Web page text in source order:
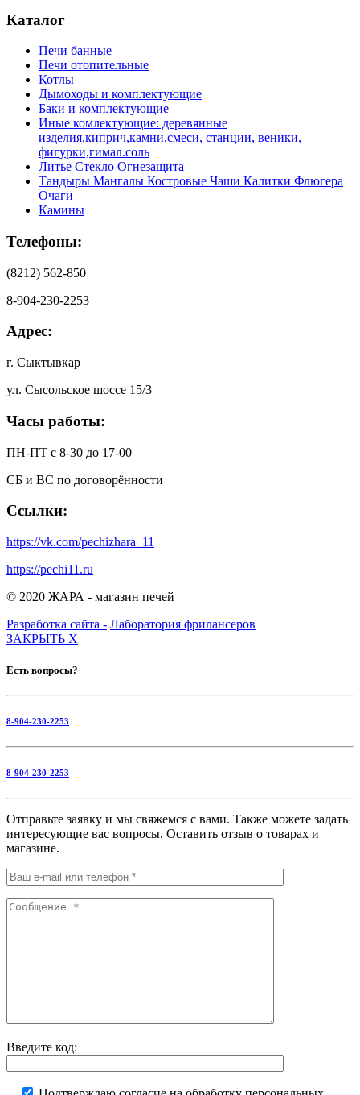
Каталог
Печи банные
Печи отопительные
Котлы
Дымоходы и комплектующие
Баки и комплектующие
Иные комлектующие: деревянные
изделия,киприч,камни,смеси, станции, веники,
фигурки,гимал.соль
Литье Стекло Огнезащита
Тандыры Мангалы Костровые Чаши Калитки Флюгера
Очаги
Камины
Телефоны:
(8212) 562-850
8-904-230-2253
Адрес:
г. Сыктывкар
ул. Сысольское шоссе 15/3
Часы работы:
ПН-ПТ с 8-30 до 17-00
СБ и ВС по договорённости
Ссылки:
https://vk.com/pechizhara_11
https://pechi11.ru
© 2020 ЖАРА - магазин печей
Разработка сайта - Лаборатория фрилансеров
ЗАКРЫТЬ X
Есть вопросы?
8-904-230-2253
8-904-230-2253
Отправьте заявку и мы свяжемся с вами. Также можете задать
интересующие вас вопросы. Оставить отзыв о товарах и
магазине.
Введите код: